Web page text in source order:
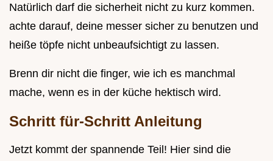
Natürlich darf die sicherheit nicht zu kurz kommen.
achte darauf, deine messer sicher zu benutzen und
heiße töpfe nicht unbeaufsichtigt zu lassen.
Brenn dir nicht die finger, wie ich es manchmal
mache, wenn es in der küche hektisch wird.
Schritt für-Schritt Anleitung
Jetzt kommt der spannende Teil! Hier sind die